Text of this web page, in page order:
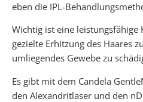
eben die IPL-
Wichtig ist eine
gezielte Erhitzung des Haares
umliegendes Gewebe zu
Es gibt mit dem Candela
den Alexandritlaser und den